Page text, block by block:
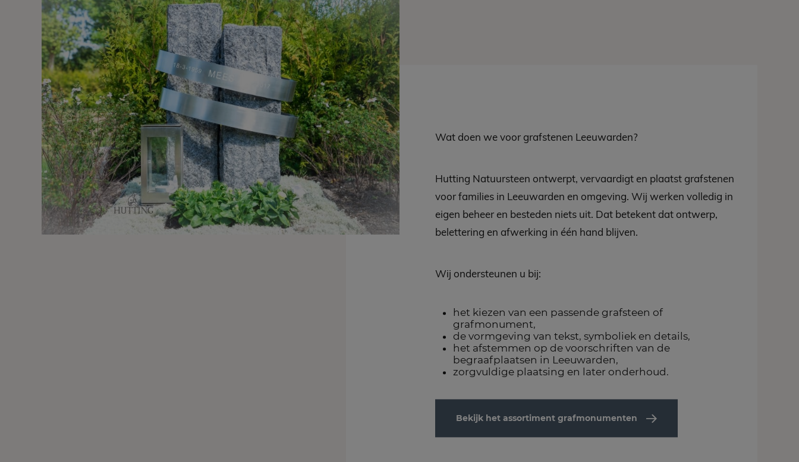
Wat doen we voor grafstenen Leeuwarden?
Hutting Natuursteen ontwerpt, vervaardigt en plaatst grafstenen
voor families in Leeuwarden en omgeving. Wij werken volledig in
eigen beheer en besteden niets uit. Dat betekent dat ontwerp,
belettering en afwerking in één hand blijven.
Wij ondersteunen u bij:
het kiezen van een passende grafsteen of
grafmonument,
de vormgeving van tekst, symboliek en details,
het afstemmen op de voorschriften van de
begraafplaatsen in Leeuwarden,
zorgvuldige plaatsing en later onderhoud.
Bekijk het assortiment grafmonumenten